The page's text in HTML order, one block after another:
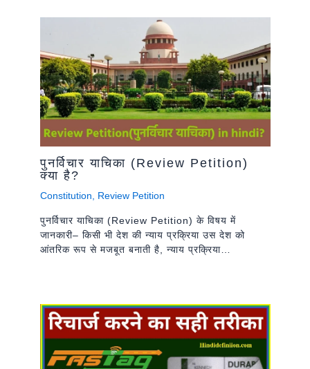
पुनर्विचार याचिका (Review Petition)
क्या है?
Constitution Review Petition
पुनर्विचार याचिका (Review Petition) के विषय में
जानकारी– किसी भी देश की न्याय प्रक्रिया उस देश को
आंतरिक रूप से मजबूत बनाती है, न्याय प्रक्रिया…